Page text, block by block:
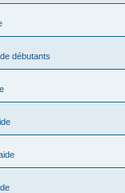
débutants